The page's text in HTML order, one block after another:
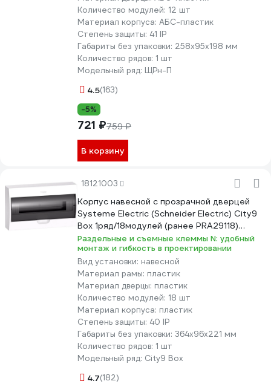
Количество модулей: 12 шт
Материал корпуса: АБС-пластик
Степень защиты: 41 IP
Габариты без упаковки: 258x95x198 мм
Количество рядов: 1 шт
Модельный ряд: ЩРн-П
4.5(163)
-5%
721 ₽759 ₽
В корзину
18121003
Корпус навесной с прозрачной дверцей
Systeme Electric (Schneider Electric) City9
Box 1ряд/18модулей (ранее PRA29118)
EZ9E118S2SRU
Раздельные и съемные клеммы N: удобный
монтаж и гибкость в проектировании
Вид установки: навесной
Материал рамы: пластик
Материал дверцы: пластик
Количество модулей: 18 шт
Материал корпуса: пластик
Степень защиты: 40 IP
Габариты без упаковки: 364х96х221 мм
Количество рядов: 1 шт
Модельный ряд: City9 Box
4.7(182)